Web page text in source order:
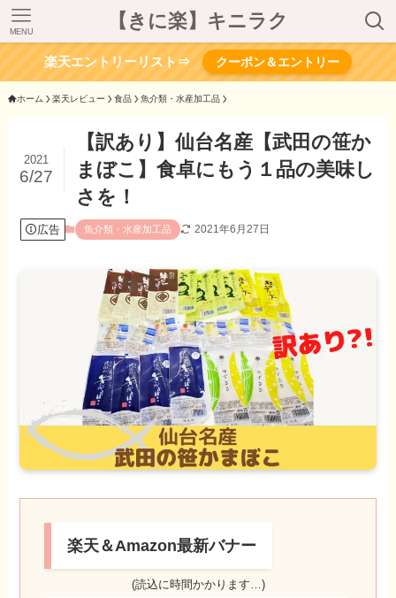
【きに楽】キニラク
MENU
楽天エントリーリスト⇒ クーポン＆エントリー
ホーム 楽天レビュー 食品 魚介類・水産加工品
【訳あり】仙台名産【武田の笹か
まぼこ】食卓にもう１品の美味し
さを！
2021
6/27
広告 魚介類・水産加工品 2021年6月27日
楽天＆Amazon最新バナー
(読込に時間かかります…)